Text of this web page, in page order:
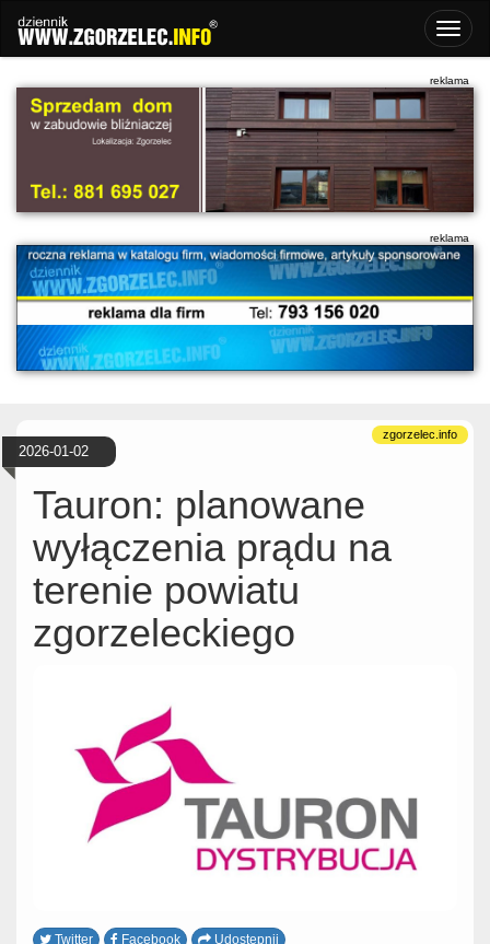
2026-01-02
Tauron: planowane
wyłączenia prądu na
terenie powiatu
zgorzeleckiego
Twitter Facebook Udostępnij